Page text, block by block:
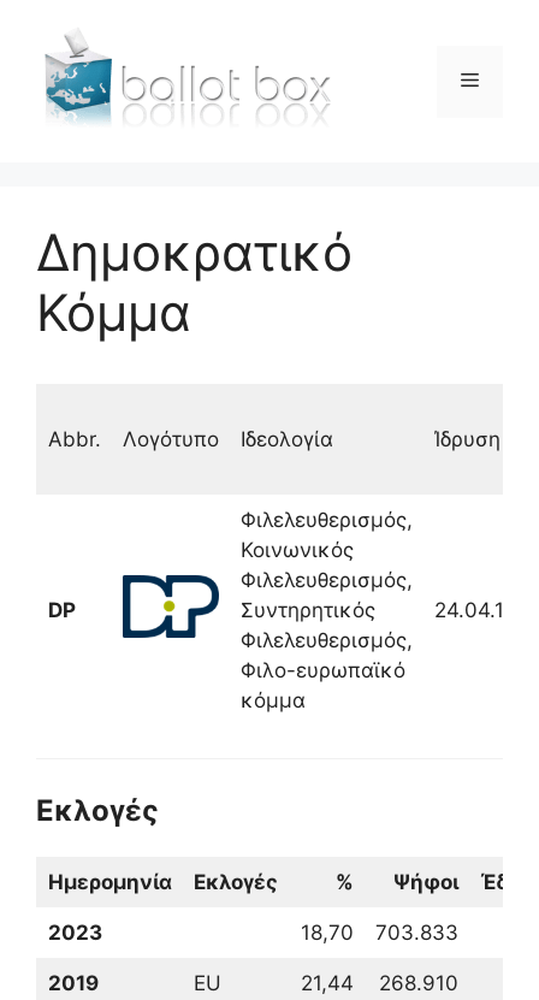
περιεχόμενο
Μενού
Δημοκρατικό
Κόμμα
Abbr. Λογότυπο Ιδεολογία Ίδρυση
DP
Φιλελευθερισμός,
Κοινωνικός
Φιλελευθερισμός,
Συντηρητικός
Φιλελευθερισμός,
Φιλο-ευρωπαϊκό
κόμμα
Εκλογές
Ημερομηνία Εκλογές % Ψήφοι
2023 18,70 703.833
2019 EU 21,44 268.910